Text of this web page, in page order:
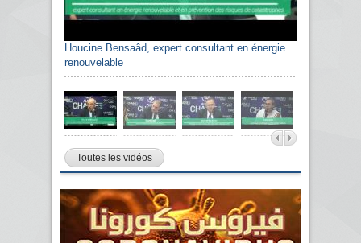
Houcine Bensaâd, expert consultant en énergie
renouvelable
Toutes les vidéos